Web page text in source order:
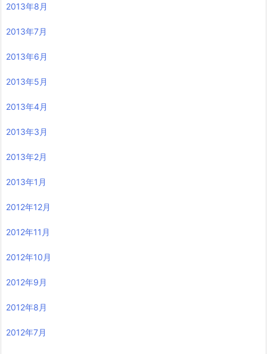
2013年8月
2013年7月
2013年6月
2013年5月
2013年4月
2013年3月
2013年2月
2013年1月
2012年12月
2012年11月
2012年10月
2012年9月
2012年8月
2012年7月